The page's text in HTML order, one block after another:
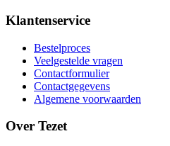
Klantenservice
Bestelproces
Veelgestelde vragen
Contactformulier
Contactgegevens
Algemene voorwaarden
Over Tezet